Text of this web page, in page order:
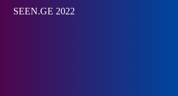
SEEN.GE 2022